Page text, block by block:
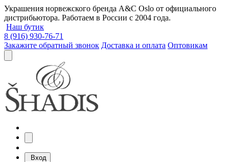
Украшения норвежского бренда A&C Oslo от официального
дистрибьютора. Работаем в России с 2004 года.
Наш бутик
8 (916) 930-76-71
Закажите обратный звонок Доставка и оплата Оптовикам
Вход